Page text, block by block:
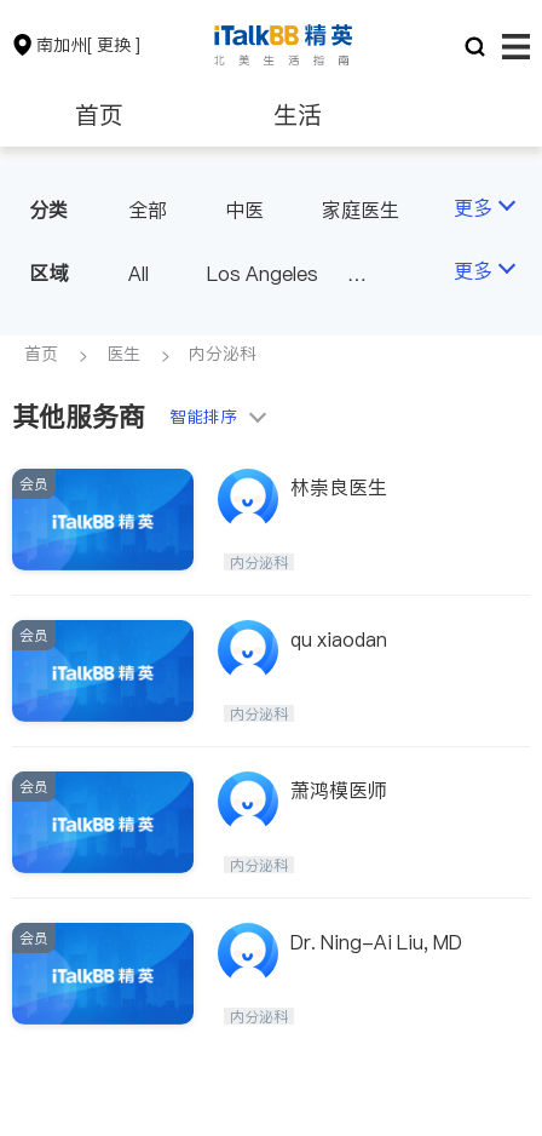
南加州[ 更换 ]
首页 生活
保险理财 房地产租售
银行贷款
建筑装修
非盈利组织
分类 全部 中医
家庭医生
眼科
妇科
儿科
心脏科
足科
肠胃肝脏科
泌尿科
风湿病
不孕不育
脊椎神经科
医生-其它
更多
区域 All
Los Angeles
Alhambra & San Gabriel
Diamond Bar & Covina
Rowland Heights & Hacienda H
ties
Inyo & San Bernardino
Riverside
Santa Barbara & Monterey
更多
首页 医生 内分泌科
其他服务商 智能排序
会员 林崇良医生
内分泌科
会员 qu xiaodan
内分泌科
会员 萧鸿模医师
内分泌科
会员 Dr. Ning-Ai Liu, MD
内分泌科